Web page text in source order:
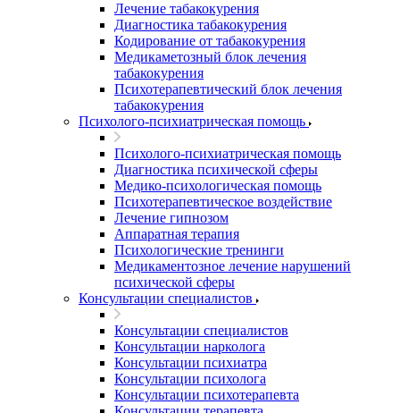
Лечение табакокурения
Диагностика табакокурения
Кодирование от табакокурения
Медикаметозный блок лечения
табакокурения
Психотерапевтический блок лечения
табакокурения
Психолого-психиатрическая помощь
Психолого-психиатрическая помощь
Диагностика психической сферы
Медико-психологическая помощь
Психотерапевтическое воздействие
Лечение гипнозом
Аппаратная терапия
Психологические тренинги
Медикаментозное лечение нарушений
психической сферы
Консультации специалистов
Консультации специалистов
Консультации нарколога
Консультации психиатра
Консультации психолога
Консультации психотерапевта